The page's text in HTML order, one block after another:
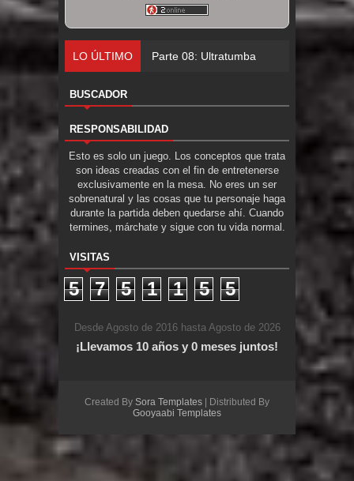
LO ÚLTIMO Parte 08: Ultratumba
BUSCADOR
RESPONSABILIDAD
Esto es solo un juego. Los conceptos que trata
son ideas creadas con el fin de entretenerse
exclusivamente en la mesa. No eres un ser
sobrenatural y las cosas que tu personaje haga
durante la partida deben quedarse ahí. Cuando
termines, márchate y sigue con tu vida normal.
VISITAS
5 7 5 1 1 5 5
Desde Agosto de 2016 hasta Agosto de 2026
¡Llevamos 10 años y 0 meses juntos!
Created By Sora Templates | Distributed By
Gooyaabi Templates